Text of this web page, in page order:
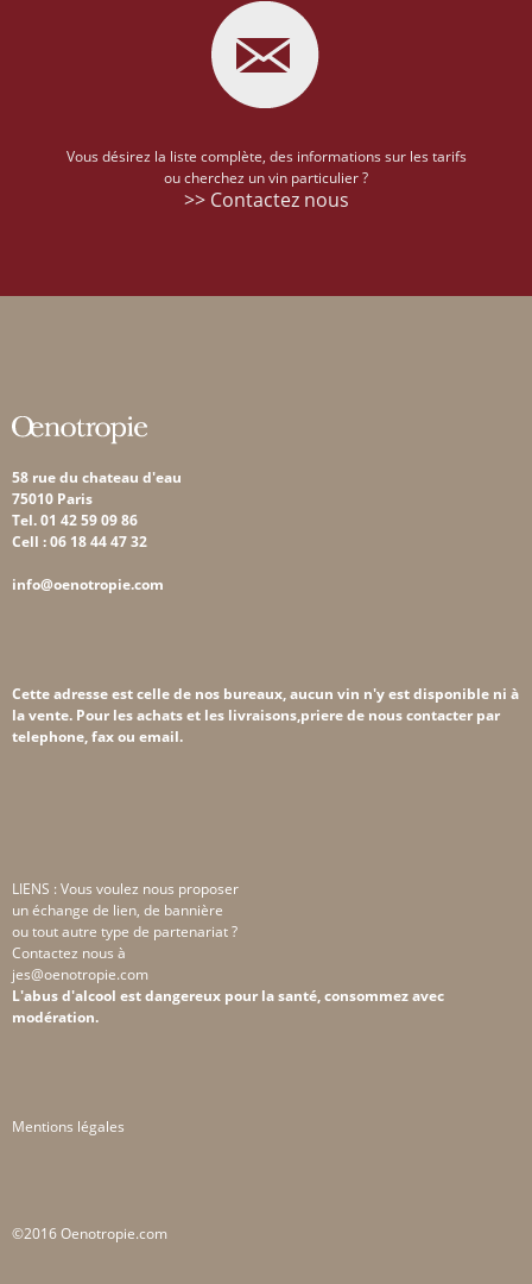
Vous désirez la liste complète, des informations sur les tarifs
ou cherchez un vin particulier ?
>> Contactez nous
58 rue du chateau d'eau
75010 Paris
Tel. 01 42 59 09 86
Cell : 06 18 44 47 32
info@oenotropie.com
Cette adresse est celle de nos bureaux, aucun vin n'y est disponible ni à
la vente. Pour les achats et les livraisons,priere de nous contacter par
telephone, fax ou email.
LIENS : Vous voulez nous proposer
un échange de lien, de bannière
ou tout autre type de partenariat ?
Contactez nous à
jes@oenotropie.com
L'abus d'alcool est dangereux pour la santé, consommez avec
modération.
Mentions légales
©2016 Oenotropie.com